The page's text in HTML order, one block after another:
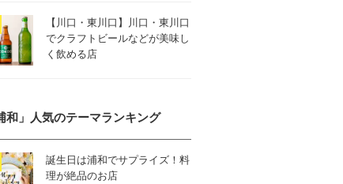
【川口・東川口】川口・東川口
でクラフトビールなどが美味し
く飲める店
和」人気のテーマランキング
誕生日は浦和でサプライズ！料
理が絶品のお店